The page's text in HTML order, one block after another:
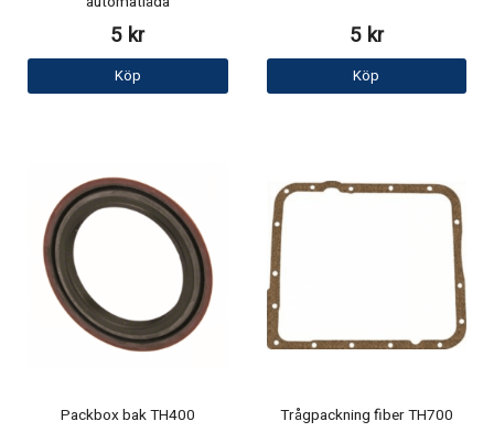
5 kr
Köp
5 kr
Köp
Packbox bak TH400 Trågpackning fiber TH700